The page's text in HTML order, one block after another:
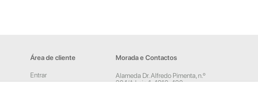
Área de cliente
Entrar
Morada e Contactos
Alameda Dr. Alfredo Pimenta, n.º
204/A Loja 1, 4810-420